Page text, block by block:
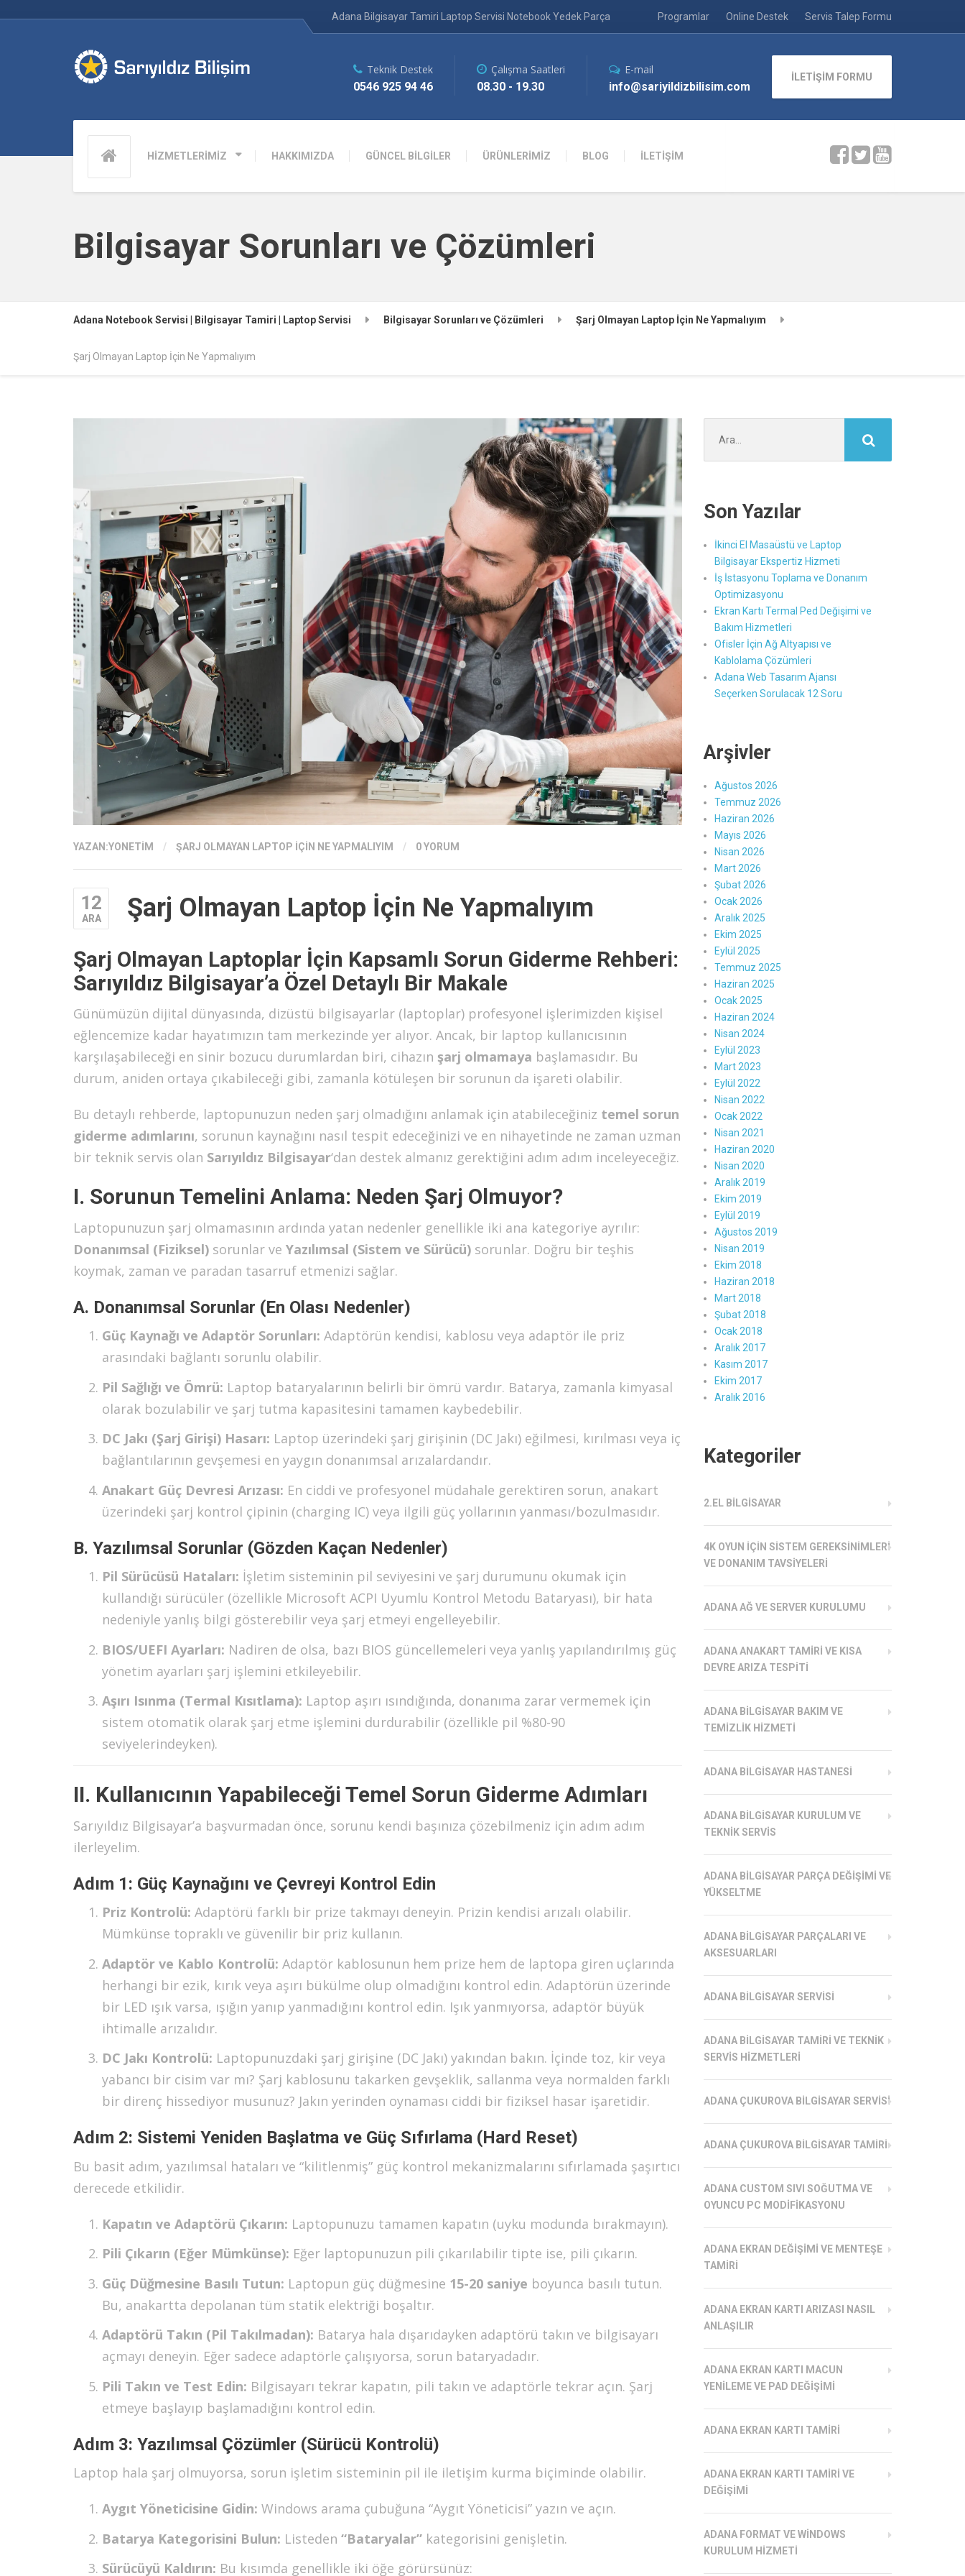
Adana Bilgisayar Tamiri Laptop Servisi Notebook Yedek Parça Programlar Online Destek Servis Talep Formu
HİZMETLERİMİZ HAKKIMIZDA GÜNCEL BİLGİLER ÜRÜNLERİMİZ BLOG İLETİŞİM
Teknik Destek
0546 925 94 46
Çalışma Saatleri
08.30 - 19.30
E-mail
info@sariyildizbilisim.com
İLETİŞİM FORMU
Bilgisayar Sorunları ve Çözümleri
Adana Notebook Servisi | Bilgisayar Tamiri | Laptop Servisi Bilgisayar Sorunları ve Çözümleri Şarj Olmayan Laptop İçin Ne Yapmalıyım
Şarj Olmayan Laptop İçin Ne Yapmalıyım
YAZAN:YONETIM / ŞARJ OLMAYAN LAPTOP İÇIN NE YAPMALIYIM / 0 YORUM
12
ARA Şarj Olmayan Laptop İçin Ne Yapmalıyım
Şarj Olmayan Laptoplar İçin Kapsamlı Sorun Giderme Rehberi:
Sarıyıldız Bilgisayar’a Özel Detaylı Bir Makale
Günümüzün dijital dünyasında, dizüstü bilgisayarlar (laptoplar) profesyonel işlerimizden kişisel
eğlencemize kadar hayatımızın tam merkezinde yer alıyor. Ancak, bir laptop kullanıcısının
karşılaşabileceği en sinir bozucu durumlardan biri, cihazın şarj olmamaya başlamasıdır. Bu
durum, aniden ortaya çıkabileceği gibi, zamanla kötüleşen bir sorunun da işareti olabilir.
Bu detaylı rehberde, laptopunuzun neden şarj olmadığını anlamak için atabileceğiniz temel sorun
giderme adımlarını, sorunun kaynağını nasıl tespit edeceğinizi ve en nihayetinde ne zaman uzman
bir teknik servis olan Sarıyıldız Bilgisayar‘dan destek almanız gerektiğini adım adım inceleyeceğiz.
I. Sorunun Temelini Anlama: Neden Şarj Olmuyor?
Laptopunuzun şarj olmamasının ardında yatan nedenler genellikle iki ana kategoriye ayrılır:
Donanımsal (Fiziksel) sorunlar ve Yazılımsal (Sistem ve Sürücü) sorunlar. Doğru bir teşhis
koymak, zaman ve paradan tasarruf etmenizi sağlar.
A. Donanımsal Sorunlar (En Olası Nedenler)
Güç Kaynağı ve Adaptör Sorunları: Adaptörün kendisi, kablosu veya adaptör ile priz
arasındaki bağlantı sorunlu olabilir.
Pil Sağlığı ve Ömrü: Laptop bataryalarının belirli bir ömrü vardır. Batarya, zamanla kimyasal
olarak bozulabilir ve şarj tutma kapasitesini tamamen kaybedebilir.
DC Jakı (Şarj Girişi) Hasarı: Laptop üzerindeki şarj girişinin (DC Jakı) eğilmesi, kırılması veya iç
bağlantılarının gevşemesi en yaygın donanımsal arızalardandır.
Anakart Güç Devresi Arızası: En ciddi ve profesyonel müdahale gerektiren sorun, anakart
üzerindeki şarj kontrol çipinin (charging IC) veya ilgili güç yollarının yanması/bozulmasıdır.
B. Yazılımsal Sorunlar (Gözden Kaçan Nedenler)
Pil Sürücüsü Hataları: İşletim sisteminin pil seviyesini ve şarj durumunu okumak için
kullandığı sürücüler (özellikle Microsoft ACPI Uyumlu Kontrol Metodu Bataryası), bir hata
nedeniyle yanlış bilgi gösterebilir veya şarj etmeyi engelleyebilir.
BIOS/UEFI Ayarları: Nadiren de olsa, bazı BIOS güncellemeleri veya yanlış yapılandırılmış güç
yönetim ayarları şarj işlemini etkileyebilir.
Aşırı Isınma (Termal Kısıtlama): Laptop aşırı ısındığında, donanıma zarar vermemek için
sistem otomatik olarak şarj etme işlemini durdurabilir (özellikle pil %80-90
seviyelerindeyken).
II. Kullanıcının Yapabileceği Temel Sorun Giderme Adımları
Sarıyıldız Bilgisayar’a başvurmadan önce, sorunu kendi başınıza çözebilmeniz için adım adım
ilerleyelim.
Adım 1: Güç Kaynağını ve Çevreyi Kontrol Edin
Priz Kontrolü: Adaptörü farklı bir prize takmayı deneyin. Prizin kendisi arızalı olabilir.
Mümkünse topraklı ve güvenilir bir priz kullanın.
Adaptör ve Kablo Kontrolü: Adaptör kablosunun hem prize hem de laptopa giren uçlarında
herhangi bir ezik, kırık veya aşırı bükülme olup olmadığını kontrol edin. Adaptörün üzerinde
bir LED ışık varsa, ışığın yanıp yanmadığını kontrol edin. Işık yanmıyorsa, adaptör büyük
ihtimalle arızalıdır.
DC Jakı Kontrolü: Laptopunuzdaki şarj girişine (DC Jakı) yakından bakın. İçinde toz, kir veya
yabancı bir cisim var mı? Şarj kablosunu takarken gevşeklik, sallanma veya normalden farklı
bir direnç hissediyor musunuz? Jakın yerinden oynaması ciddi bir fiziksel hasar işaretidir.
Adım 2: Sistemi Yeniden Başlatma ve Güç Sıfırlama (Hard Reset)
Bu basit adım, yazılımsal hataları ve “kilitlenmiş” güç kontrol mekanizmalarını sıfırlamada şaşırtıcı
derecede etkilidir.
Kapatın ve Adaptörü Çıkarın: Laptopunuzu tamamen kapatın (uyku modunda bırakmayın).
Pili Çıkarın (Eğer Mümkünse): Eğer laptopunuzun pili çıkarılabilir tipte ise, pili çıkarın.
Güç Düğmesine Basılı Tutun: Laptopun güç düğmesine 15-20 saniye boyunca basılı tutun.
Bu, anakartta depolanan tüm statik elektriği boşaltır.
Adaptörü Takın (Pil Takılmadan): Batarya hala dışarıdayken adaptörü takın ve bilgisayarı
açmayı deneyin. Eğer sadece adaptörle çalışıyorsa, sorun bataryadadır.
Pili Takın ve Test Edin: Bilgisayarı tekrar kapatın, pili takın ve adaptörle tekrar açın. Şarj
etmeye başlayıp başlamadığını kontrol edin.
Adım 3: Yazılımsal Çözümler (Sürücü Kontrolü)
Laptop hala şarj olmuyorsa, sorun işletim sisteminin pil ile iletişim kurma biçiminde olabilir.
Aygıt Yöneticisine Gidin: Windows arama çubuğuna “Aygıt Yöneticisi” yazın ve açın.
Batarya Kategorisini Bulun: Listeden “Bataryalar” kategorisini genişletin.
Sürücüyü Kaldırın: Bu kısımda genellikle iki öğe görürsünüz:
ara:
Son Yazılar
İkinci El Masaüstü ve Laptop
Bilgisayar Ekspertiz Hizmeti
İş İstasyonu Toplama ve Donanım
Optimizasyonu
Ekran Kartı Termal Ped Değişimi ve
Bakım Hizmetleri
Ofisler İçin Ağ Altyapısı ve
Kablolama Çözümleri
Adana Web Tasarım Ajansı
Seçerken Sorulacak 12 Soru
Arşivler
Ağustos 2026
Temmuz 2026
Haziran 2026
Mayıs 2026
Nisan 2026
Mart 2026
Şubat 2026
Ocak 2026
Aralık 2025
Ekim 2025
Eylül 2025
Temmuz 2025
Haziran 2025
Ocak 2025
Haziran 2024
Nisan 2024
Eylül 2023
Mart 2023
Eylül 2022
Nisan 2022
Ocak 2022
Nisan 2021
Haziran 2020
Nisan 2020
Aralık 2019
Ekim 2019
Eylül 2019
Ağustos 2019
Nisan 2019
Ekim 2018
Haziran 2018
Mart 2018
Şubat 2018
Ocak 2018
Aralık 2017
Kasım 2017
Ekim 2017
Aralık 2016
Kategoriler
2.EL BILGISAYAR
4K OYUN İÇIN SISTEM GEREKSINIMLERI
VE DONANIM TAVSIYELERI
ADANA AĞ VE SERVER KURULUMU
ADANA ANAKART TAMIRI VE KISA
DEVRE ARIZA TESPITI
ADANA BILGISAYAR BAKIM VE
TEMIZLIK HIZMETI
ADANA BILGISAYAR HASTANESI
ADANA BILGISAYAR KURULUM VE
TEKNIK SERVIS
ADANA BILGISAYAR PARÇA DEĞIŞIMI VE
YÜKSELTME
ADANA BILGISAYAR PARÇALARI VE
AKSESUARLARI
ADANA BILGISAYAR SERVISI
ADANA BILGISAYAR TAMIRI VE TEKNIK
SERVIS HIZMETLERI
ADANA ÇUKUROVA BILGISAYAR SERVISI
ADANA ÇUKUROVA BILGISAYAR TAMIRI
ADANA CUSTOM SIVI SOĞUTMA VE
OYUNCU PC MODIFIKASYONU
ADANA EKRAN DEĞIŞIMI VE MENTEŞE
TAMIRI
ADANA EKRAN KARTI ARIZASI NASIL
ANLAŞILIR
ADANA EKRAN KARTI MACUN
YENILEME VE PAD DEĞIŞIMI
ADANA EKRAN KARTI TAMIRI
ADANA EKRAN KARTI TAMIRI VE
DEĞIŞIMI
ADANA FORMAT VE WINDOWS
KURULUM HIZMETI